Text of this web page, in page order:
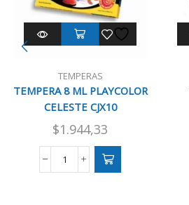
TEMPERAS
TEMPERA 8 ML PLAYCOLOR
CELESTE CJX10
$1.944,33
TEMPERA